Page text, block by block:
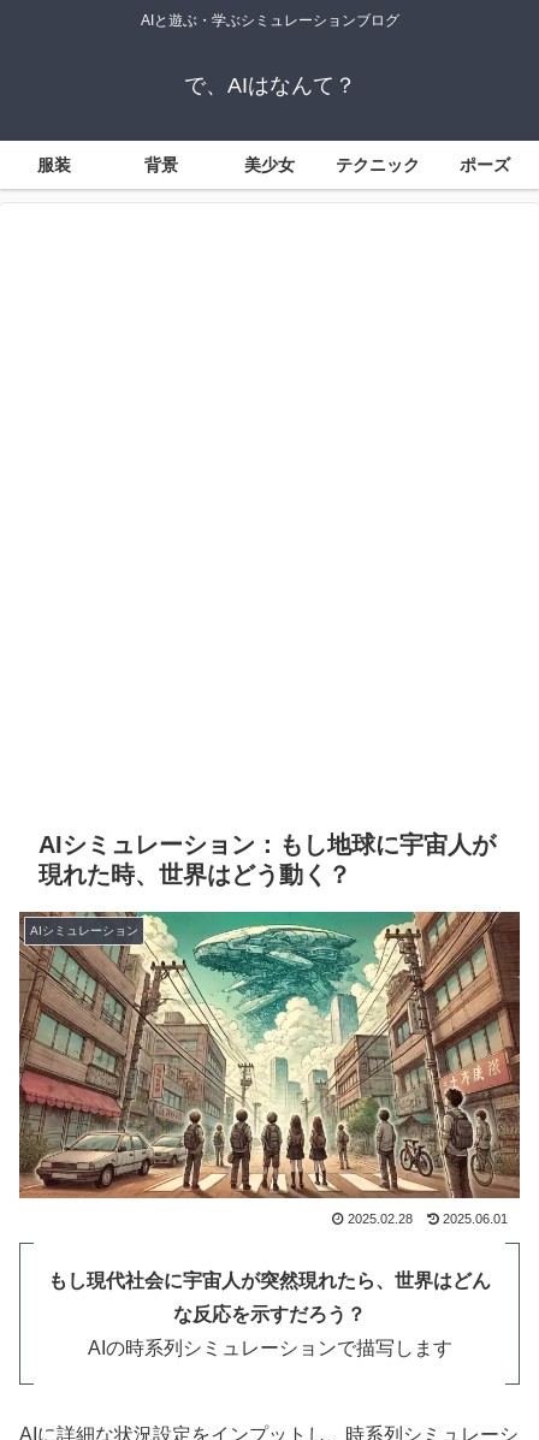
AIと遊ぶ・学ぶシミュレーションブログ
で、AIはなんて？
服装 背景 美少女 テクニック ポーズ
AIシミュレーション：もし地球に宇宙人が
現れた時、世界はどう動く？
AIシミュレーション
2025.02.28 2025.06.01
もし現代社会に宇宙人が突然現れたら、世界はどん
な反応を示すだろう？
AIの時系列シミュレーションで描写します
AIに詳細な状況設定をインプットし、時系列シミュレーシ